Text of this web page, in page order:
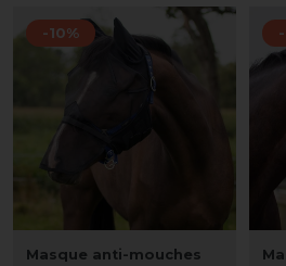
-10%
Masque anti-mouches